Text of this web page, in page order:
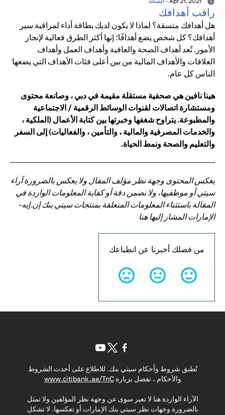
راقب أهدافك
هل أهدافك متسقة؟ لماذا لا يكون لديك بطاقة أداء لمراقبة سير
أهدافك؟ كل شخص يضع أهدافًا؛ إنها أكثر الطرق فعالية لإنجاز
الأمور. تُعد أهداف الصحة والعافية وأهداف العمل وأهداف
العلاقات والأهداف المالية من بين أعلى فئات الأهداف التي يضعها
الناس كل عام.
هينا نافين هي صحفية مستقلة مقيمة في دبي ، وصانعة محتوى
ومستشارة اتصالات لقنوات الوسائط الرقمية / الاجتماعية
والمطبوعة. يتراوح شغفها وخبرتها بين كتابة الأعمال (الملكية ،
والخدمات المصرفية والمالية ، والتأمين ، والفعاليات) إلى السفر
والتعليم والصحة ونمط الحياة.
يعكس المحتوى وجهة نظر مؤلف المقال ولا يعكس بالضرورة آراء
سيتي أو موظفيها، ولا نضمن دقة أو كفاية المعلومات الواردة في
المقالة باستثناء المعلومات المتعلقة بمنتجات سيتي بنك إن.إيه-
الإمارات المشار إليها هنا
من فضلك أخبرنا عن انطباعك
تُطبق شروط وأحكام سيتي بنك. للاطلاع على أحدث الشروط
والأحكام ، تفضل بزيارةwww.citibank.ae/TnC
in a new tab
الآراء الواردة هنا لا تعبر سوى عن وجهة نظر المؤلفين ولا تمثل
بالضرورة وجهات نظر سيتي بنك الإمارات أو تعكسها. لا تشكل